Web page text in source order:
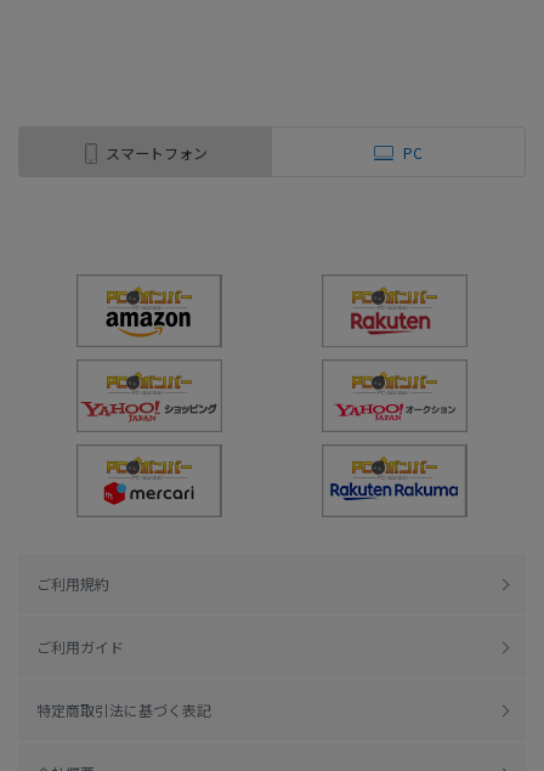
スマートフォン PC
ご利用規約
ご利用ガイド
特定商取引法に基づく表記